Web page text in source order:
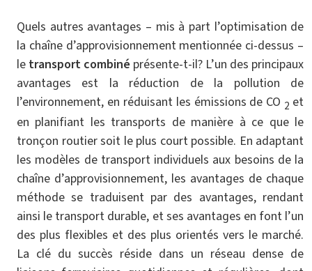
Quels autres avantages – mis à part l’optimisation de
la chaîne d’approvisionnement mentionnée ci-dessus –
le transport combiné présente-t-il? L’un des principaux
avantages est la réduction de la pollution de
l’environnement, en réduisant les émissions de CO 2 et
en planifiant les transports de manière à ce que le
tronçon routier soit le plus court possible. En adaptant
les modèles de transport individuels aux besoins de la
chaîne d’approvisionnement, les avantages de chaque
méthode se traduisent par des avantages, rendant
ainsi le transport durable, et ses avantages en font l’un
des plus flexibles et des plus orientés vers le marché.
La clé du succès réside dans un réseau dense de